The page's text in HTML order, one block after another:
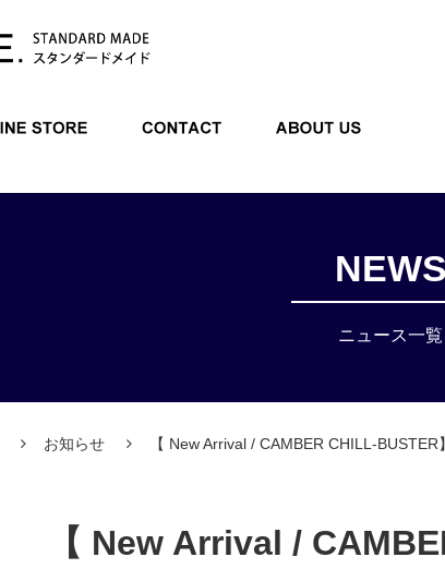
ONLINE STORE CONTACT
NEWS
ニュース一覧
お知らせ 【 New Arrival / CAMBER CHILL-BUSTER】
【 New Arrival /